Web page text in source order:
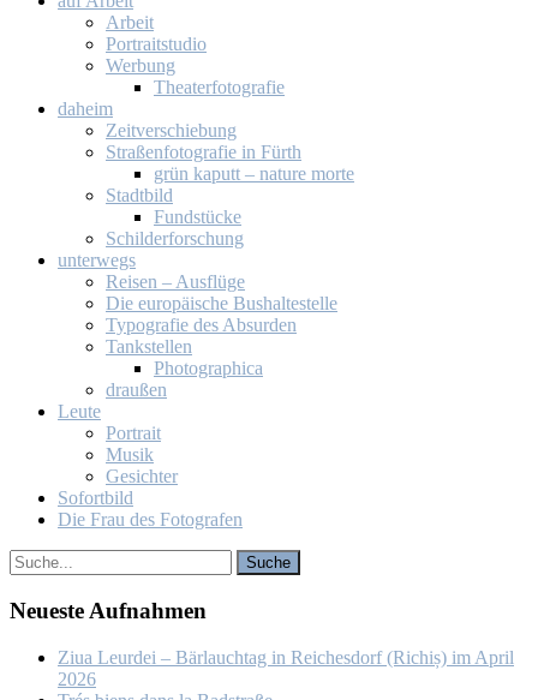
Ar­beit
Por­trait­stu­dio
Wer­bung
Thea­ter­fo­to­gra­fie
da­heim
Zeit­ver­schie­bung
Stra­ßen­fo­to­gra­fie in Fürth
grün ka­putt – na­tu­re mor­te
Stadt­bild
Fund­stü­cke
Schil­der­for­schung
un­ter­wegs
Rei­sen – Aus­flü­ge
Die eu­ro­päi­sche Bus­hal­te­stel­le
Ty­po­gra­fie des Ab­sur­den
Tank­stel­len
Pho­to­gra­phi­ca
drau­ßen
Leu­te
Por­trait
Mu­sik
Ge­sich­ter
So­fort­bild
Die Frau des Fo­to­gra­fen
Neu­es­te Auf­nah­men
Ziua Leur­dei – Bär­lauch­tag in Rei­ches­dorf (Ri­chiș) im April
2026